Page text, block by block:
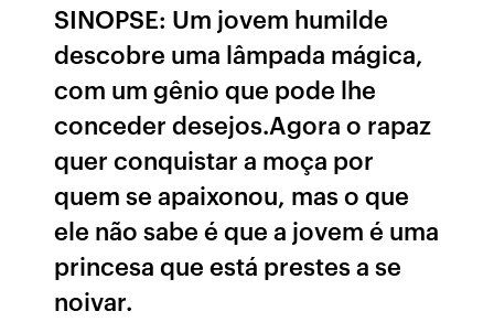
SINOPSE: Um jovem humilde
descobre uma lâmpada mágica,
com um gênio que pode lhe
conceder desejos.Agora o rapaz
quer conquistar a moça por
quem se apaixonou, mas o que
ele não sabe é que a jovem é uma
princesa que está prestes a se
noivar.